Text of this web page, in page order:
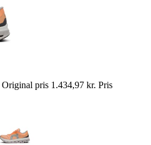
Original pris 1.434,97 kr. Pris